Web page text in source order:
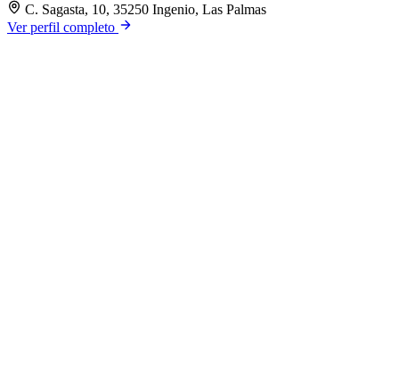
C. Sagasta, 10, 35250 Ingenio, Las Palmas
Ver perfil completo